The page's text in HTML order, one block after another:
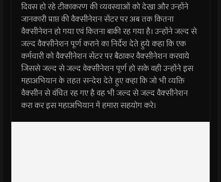
दिवस हो रहे टीकाकरण की व्यवस्थाओं को देखा और उन्होंने
जानकारी प्राप्त की वैक्सीनेशन सेंटर पर अब तक कितना
वैक्सीनेशन हो गया एवं कितना बाकी रह गया है। उन्होंने जल्द से
जल्द वैक्सीनेशन पूर्ण कराने का निर्देश देते हुये कहा कि एक
कर्मचारी को वैक्सीनेशन सेंटर पर बैठाकर वैक्सीनेशन करवाये
जिससे जल्द से जल्द वेक्सीनेशन पूर्ण हो सके वही उन्होंने इस
महाअभियान के तहत सन्देश देते हुए कहा कि जो भी व्यक्ति
वैक्सीन से वंचित रह गए है वह भी जल्द से जल्द वैक्सीनेशन
करा कर इस महाअभियान में हमारा सहयोग करे।